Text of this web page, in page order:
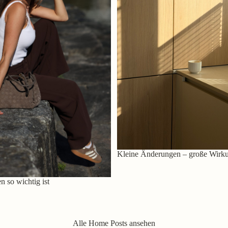
so wichtig ist
Kleine Änderungen – große
Alle Home Posts ansehen